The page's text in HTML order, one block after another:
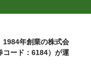
1984年創業の株式会
コード：6184）が運